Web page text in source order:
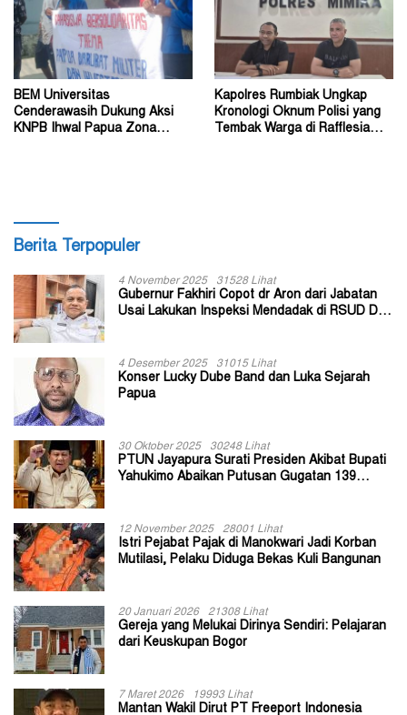
BEM Universitas
Cenderawasih Dukung Aksi
KNPB Ihwal Papua Zona
Kapolres Rumbiak Ungkap
Kronologi Oknum Polisi yang
Tembak Warga di Rafflesia
Berita Terpopuler
4 November 2025 31528 Lihat
Gubernur Fakhiri Copot dr Aron dari Jabatan
Usai Lakukan Inspeksi Mendadak di RSUD Dok
4 Desember 2025 31015 Lihat
Konser Lucky Dube Band dan Luka Sejarah
Papua
30 Oktober 2025 30248 Lihat
PTUN Jayapura Surati Presiden Akibat Bupati
Yahukimo Abaikan Putusan Gugatan 139
12 November 2025 28001 Lihat
Istri Pejabat Pajak di Manokwari Jadi Korban
Mutilasi, Pelaku Diduga Bekas Kuli Bangunan
20 Januari 2026 21308 Lihat
Gereja yang Melukai Dirinya Sendiri: Pelajaran
dari Keuskupan Bogor
7 Maret 2026 19993 Lihat
Mantan Wakil Dirut PT Freeport Indonesia